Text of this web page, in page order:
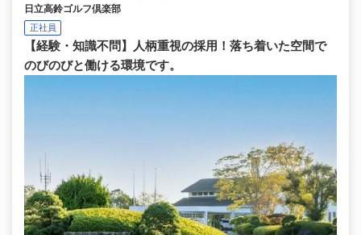
日立高鈴ゴルフ倶楽部
正社員
【経験・知識不問】人柄重視の採用！落ち着いた空間で
のびのびと働ける環境です。